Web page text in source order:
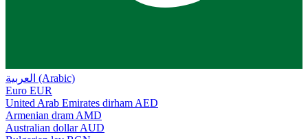
العربية (Arabic)
Euro EUR
United Arab Emirates dirham AED
Armenian dram AMD
Australian dollar AUD